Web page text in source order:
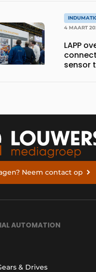
4 MAART
LAPP
sensor
Neem contact op
AUTOMATION
& Drives